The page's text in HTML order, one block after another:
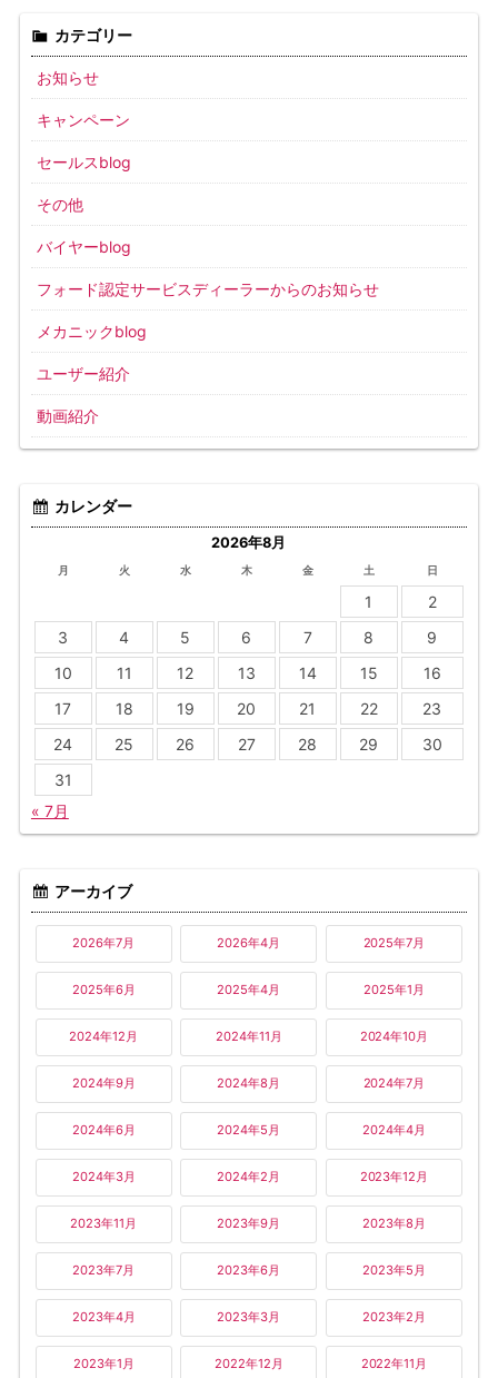
カテゴリー
お知らせ
キャンペーン
セールスblog
その他
バイヤーblog
フォード認定サービスディーラーからのお知らせ
メカニックblog
ユーザー紹介
動画紹介
カレンダー
2026年8月
月 火 水 木 金 土 日
1
2
3
4 5 6 7 8
9
10
11 12 13 14 15
16
17
18 19 20 21 22
23
24
25 26 27 28 29
30
31
« 7月
アーカイブ
2026年7月 2026年4月 2025年7月
2025年6月 2025年4月 2025年1月
2024年12月 2024年11月 2024年10月
2024年9月 2024年8月 2024年7月
2024年6月 2024年5月 2024年4月
2024年3月 2024年2月 2023年12月
2023年11月 2023年9月 2023年8月
2023年7月 2023年6月 2023年5月
2023年4月 2023年3月 2023年2月
2023年1月 2022年12月 2022年11月